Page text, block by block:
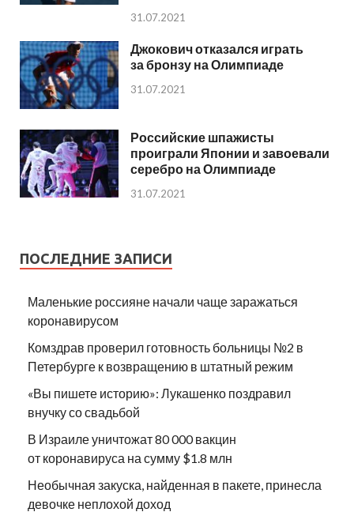
31.07.2021
Джокович отказался играть
за бронзу на Олимпиаде
31.07.2021
Российские шпажисты
проиграли Японии и завоевали
серебро на Олимпиаде
31.07.2021
ПОСЛЕДНИЕ ЗАПИСИ
Маленькие россияне начали чаще заражаться
коронавирусом
Комздрав проверил готовность больницы №2 в
Петербурге к возвращению в штатный режим
«Вы пишете историю»: Лукашенко поздравил
внучку со свадьбой
В Израиле уничтожат 80 000 вакцин
от коронавируса на сумму $1.8 млн
Необычная закуска, найденная в пакете, принесла
девочке неплохой доход